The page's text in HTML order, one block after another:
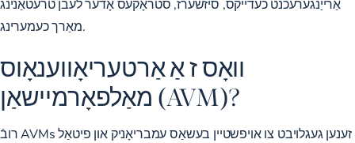
אַרייַנגערעכנט כעדייקס, סיזשערז, סטראָקעס אָדער לעבן טרעטאַנינג
מאַרך כעמערינג.
וואָס ז אַ אַרטעריאָווענאָוס
מאַלפאָרמיישאַן (AVM)?
רובֿ AVMs זענען געגלויבט צו אויפשטיין בעשאַס עמבריאָניק און פיטאַל